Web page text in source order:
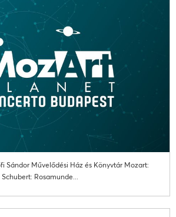
Sándor Művelődési Ház és Könyvtár Mozart:
Rosamunde...